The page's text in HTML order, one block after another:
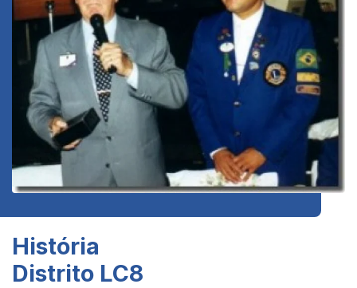
História
Distrito LC8